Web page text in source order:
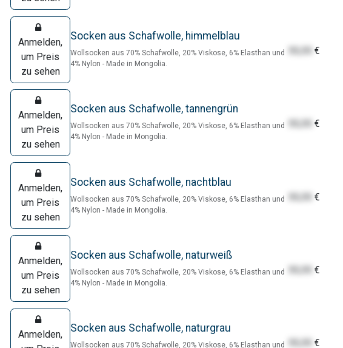
Anmelden,
um Preis
zu sehen
Socken aus Schafwolle, himmelblau
Wollsocken aus 70% Schafwolle, 20% Viskose, 6% Elasthan und
4% Nylon - Made in Mongolia.
€
Anmelden,
um Preis
zu sehen
Socken aus Schafwolle, tannengrün
Wollsocken aus 70% Schafwolle, 20% Viskose, 6% Elasthan und
4% Nylon - Made in Mongolia.
€
Anmelden,
um Preis
zu sehen
Socken aus Schafwolle, nachtblau
Wollsocken aus 70% Schafwolle, 20% Viskose, 6% Elasthan und
4% Nylon - Made in Mongolia.
€
Anmelden,
um Preis
zu sehen
Socken aus Schafwolle, naturweiß
Wollsocken aus 70% Schafwolle, 20% Viskose, 6% Elasthan und
4% Nylon - Made in Mongolia.
€
Anmelden,
Socken aus Schafwolle, naturgrau
Wollsocken aus 70% Schafwolle, 20% Viskose, 6% Elasthan und
€